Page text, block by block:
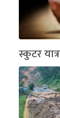
स्कुटर